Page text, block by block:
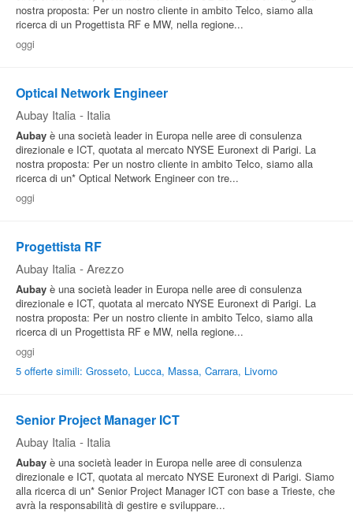
Offerte
Area
Aziende
nostra proposta: Per un nostro cliente in ambito Telco, siamo alla
ricerca di un Progettista RF e MW, nella regione...
oggi
Optical Network Engineer
Aubay Italia - Italia
Aubay è una società leader in Europa nelle aree di consulenza
direzionale e ICT, quotata al mercato NYSE Euronext di Parigi. La
nostra proposta: Per un nostro cliente in ambito Telco, siamo alla
ricerca di un* Optical Network Engineer con tre...
oggi
Progettista RF
Aubay Italia - Arezzo
Aubay è una società leader in Europa nelle aree di consulenza
direzionale e ICT, quotata al mercato NYSE Euronext di Parigi. La
nostra proposta: Per un nostro cliente in ambito Telco, siamo alla
ricerca di un Progettista RF e MW, nella regione...
oggi
5 offerte simili: Grosseto, Lucca, Massa, Carrara, Livorno
Senior Project Manager ICT
Aubay Italia - Italia
Aubay è una società leader in Europa nelle aree di consulenza
direzionale e ICT, quotata al mercato NYSE Euronext di Parigi. Siamo
alla ricerca di un* Senior Project Manager ICT con base a Trieste, che
avrà la responsabilità di gestire e sviluppare...